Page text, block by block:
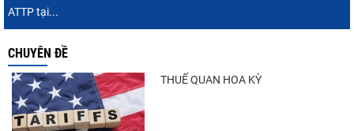
ATTP tại...
CHUYÊN ĐỀ
THUẾ QUAN HOA KỲ